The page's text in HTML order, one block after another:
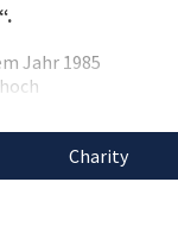
Jahr 1985
unterstützen wir das
Erlangen.
Charity